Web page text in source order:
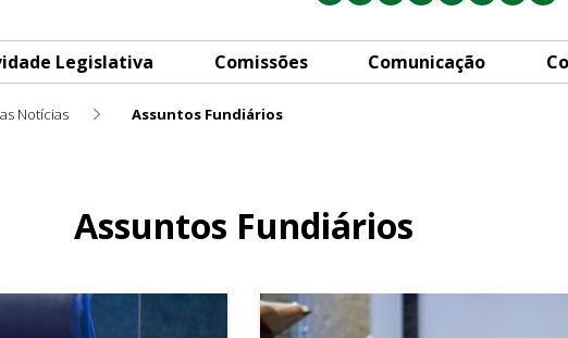
Legislativa Comissões Comunicação
Notícias Assuntos Fundiários
Assuntos Fundiários